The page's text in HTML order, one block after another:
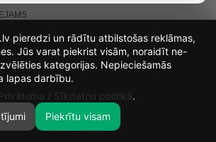
0
56
MIN.
16
pieredzi un rādītu atbilstošas reklāmas,
Jūs varat piekrist visām, noraidīt ne-
kategorijas. Nepieciešamās
lapas darbību.
Privātuma / Sīkdatņu politikā.
Piekrītu visam